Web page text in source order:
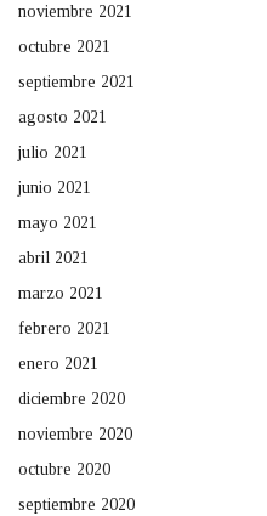
noviembre 2021
octubre 2021
septiembre 2021
agosto 2021
julio 2021
junio 2021
mayo 2021
abril 2021
marzo 2021
febrero 2021
enero 2021
diciembre 2020
noviembre 2020
octubre 2020
septiembre 2020